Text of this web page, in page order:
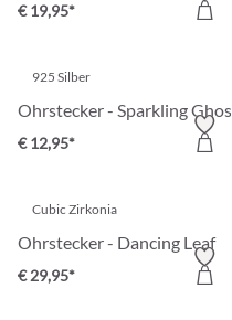
€ 19,95*
925 Silber
Ohrstecker - Sparkling Ghost
€ 12,95*
Cubic Zirkonia
Ohrstecker - Dancing Leaf
€ 29,95*